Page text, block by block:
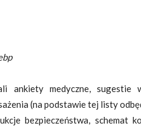
ankiety medyczne, sugestie
(na podstawie tej listy
bezpieczeństwa, schemat